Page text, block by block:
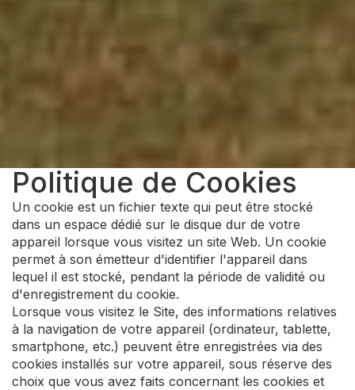
Politique de Cookies
Un cookie est un fichier texte qui peut être stocké
dans un espace dédié sur le disque dur de votre
appareil lorsque vous visitez un site Web. Un cookie
permet à son émetteur d'identifier l'appareil dans
lequel il est stocké, pendant la période de validité ou
d'enregistrement du cookie.
Lorsque vous visitez le Site, des informations relatives
à la navigation de votre appareil (ordinateur, tablette,
smartphone, etc.) peuvent être enregistrées via des
cookies installés sur votre appareil, sous réserve des
choix que vous avez faits concernant les cookies et